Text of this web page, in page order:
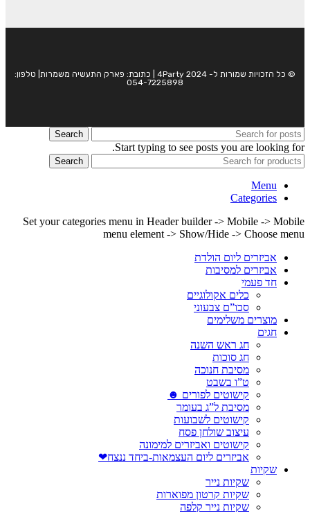
© כל הזכויות שמורות ל- 4Party 2024 | כתובת: פארק התעשיה משמרות| טלפון:
054-7225898
Search
Start typing to see posts you are looking for.
Search
Menu
Categories
Set your categories menu in Header builder -> Mobile -> Mobile
menu element -> Show/Hide -> Choose menu
אביזרים ליום הולדת
אביזרים למסיבות
חד פעמי
כלים אקולוגיים
סכו”ם צבעוני
מוצרים משלימים
חגים
חג ראש השנה
חג סוכות
מסיבת חנוכה
ט”ו בשבט
קישוטים לפורים ☻
מסיבת ל”ג בעומר
קישוטים לשבועות
עיצוב שולחן פסח
קישוטים ואביזרים למימונה
אביזרים ליום העצמאות-ביחד ננצח❤
שקיות
שקיות נייר
שקיות קרטון מפוארות
שקיות נייר קלפה